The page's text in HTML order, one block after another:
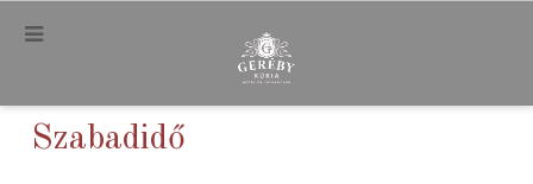
.
Szabadidő